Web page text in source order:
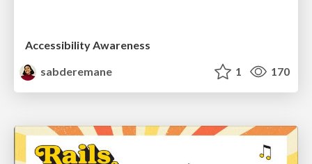
Accessibility Awareness
sabderemane
1 170